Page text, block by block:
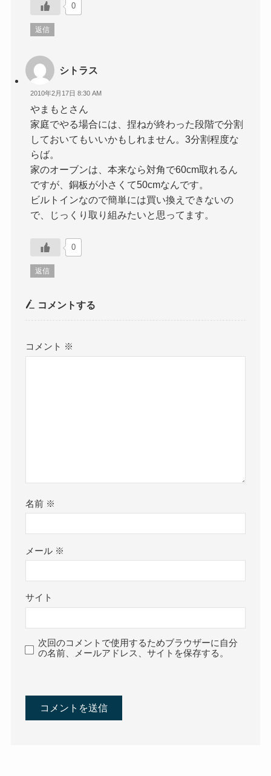
0
返信
シトラス
2010年2月17日 8:30 AM
やまもとさん
家庭でやる場合には、捏ねが終わった段階で分割
しておいてもいいかもしれません。3分割程度な
らば。
家のオーブンは、本来なら対角で60cm取れるん
ですが、銅板が小さくて50cmなんです。
ビルトインなので簡単には買い換えできないの
で、じっくり取り組みたいと思ってます。
0
返信
コメントする
コメント ※
名前 ※
メール ※
サイト
次回のコメントで使用するためブラウザーに自分
の名前、メールアドレス、サイトを保存する。